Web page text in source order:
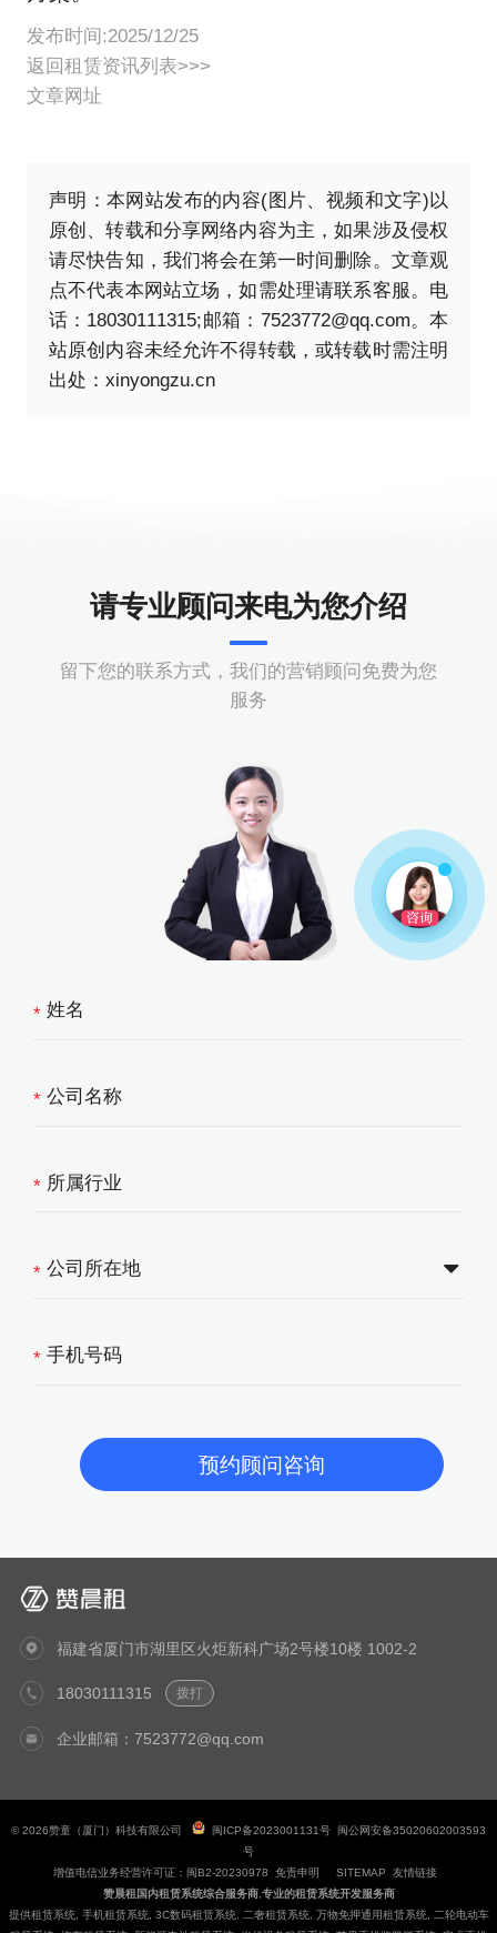
发布时间:2025/12/25
返回租赁资讯列表>>>
文章网址
声明：本网站发布的内容(图片、视频和文字)以
原创、转载和分享网络内容为主，如果涉及侵权
请尽快告知，我们将会在第一时间删除。文章观
点不代表本网站立场，如需处理请联系客服。电
话：18030111315;邮箱：7523772@qq.com。本
站原创内容未经允许不得转载，或转载时需注明
出处： xinyongzu.cn
请专业顾问来电为您介绍
留下您的联系方式，我们的营销顾问免费为您
服务
*
*
*
*
*
福建省厦门市湖里区火炬新科广场2号楼10楼 1002-2
18030111315 拨打
企业邮箱：7523772@qq.com
© 2026赞童（厦门）科技有限公司 闽ICP备2023001131号 闽公网安备35020602003593
号
增值电信业务经营许可证：闽B2-20230978免责申明 SITEMAP
友情链接
赞晨租国内租赁系统综合服务商,专业的租赁系统开发服务商
提供租赁系统, 手机租赁系统, 3C数码租赁系统, 二奢租赁系统, 万物免押通用租赁系统, 二轮电动车